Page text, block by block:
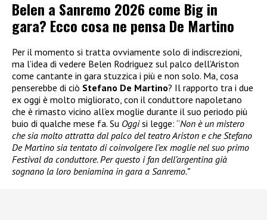
Belen a Sanremo 2026 come Big in
gara? Ecco cosa ne pensa De Martino
Per il momento si tratta ovviamente solo di indiscrezioni,
ma l’idea di vedere Belen Rodriguez sul palco dell’Ariston
come cantante in gara stuzzica i più e non solo. Ma, cosa
penserebbe di ciò Stefano De Martino? Il rapporto tra i due
ex oggi è molto migliorato, con il conduttore napoletano
che è rimasto vicino all’ex moglie durante il suo periodo più
buio di qualche mese fa. Su Oggisi legge: “Non è un mistero
che sia molto attratta dal palco del teatro Ariston e che Stefano
De Martino sia tentato di coinvolgere l’ex moglie nel suo primo
Festival da conduttore. Per questo i fan dell’argentina già
sognano la loro beniamina in gara a Sanremo.”